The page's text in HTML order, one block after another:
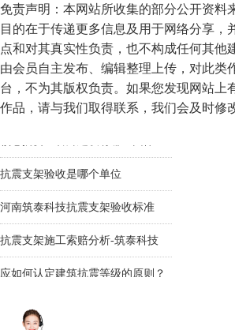
免责声明：本网站所收集的部分公开资料
目的在于传递更多信息及用于网络分享，
点和对其真实性负责，也不构成任何其他
由会员自主发布、编辑整理上传，对此类
台，不为其版权负责。如果您发现网站上
作品，请与我们取得联系，我们会及时修
抗震支架验收是哪个单位
河南筑泰科技抗震支架验收标准
抗震支架施工索赔分析-筑泰科技
应如何认定建筑抗震等级的原则？